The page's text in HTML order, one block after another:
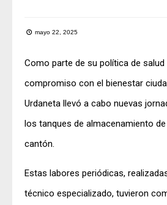
mayo 22, 2025
Como parte de su política de salud
compromiso con el bienestar
Urdaneta llevó a cabo nuevas
los tanques de almacenamiento
cantón.
Estas labores periódicas,
técnico especializado, tuvieron